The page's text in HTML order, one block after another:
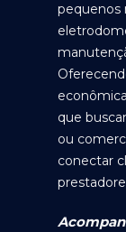
pequenos
que
ou
conectar